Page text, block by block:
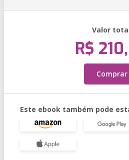
Valor
R$
Comprar
Este ebook também pode